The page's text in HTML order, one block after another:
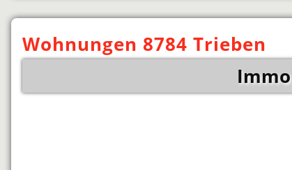
Wohnungen 8784 Trieben